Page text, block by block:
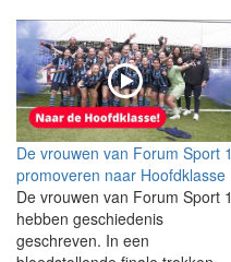
De vrouwen van Forum Sport 1
promoveren naar Hoofdklasse
De vrouwen van Forum Sport 1
hebben geschiedenis
geschreven. In een